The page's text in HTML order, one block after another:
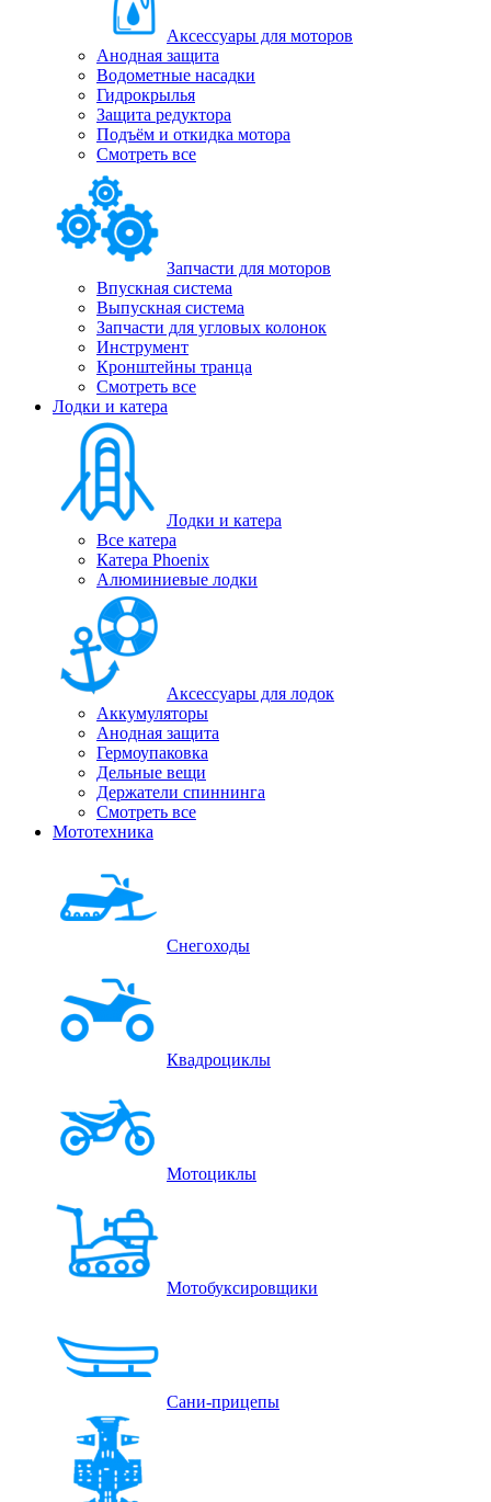
Аксессуары для моторов
Анодная защита
Водометные насадки
Гидрокрылья
Защита редуктора
Подъём и откидка мотора
Смотреть все
Запчасти для моторов
Впускная система
Выпускная система
Запчасти для угловых колонок
Инструмент
Кронштейны транца
Смотреть все
Лодки и катера
Лодки и катера
Все катера
Катера Phoenix
Алюминиевые лодки
Аксессуары для лодок
Аккумуляторы
Анодная защита
Гермоупаковка
Дельные вещи
Держатели спиннинга
Смотреть все
Мототехника
Снегоходы
Квадроциклы
Мотоциклы
Мотобуксировщики
Сани-прицепы